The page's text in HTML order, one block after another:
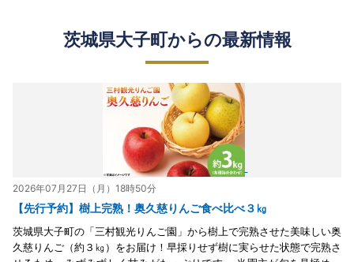
茨城県大子町からの最新情報
2026年07月27日（月）18時50分
【先行予約】樹上完熟！奥久慈りんご食べ比べ３㎏
茨城県大子町の「三村観光りんご園」から樹上で完熟させた美味しい奥
久慈りんご（約３㎏）をお届け！早採りせず樹に実らせた状態で完熟さ